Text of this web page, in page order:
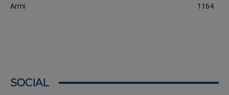
Armi
1164
SOCIAL